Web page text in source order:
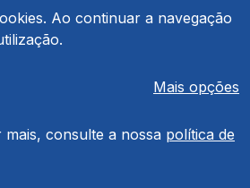
Ao continuar a navegação
Mais opções
consulte a nossa política de
os direitos reservados.